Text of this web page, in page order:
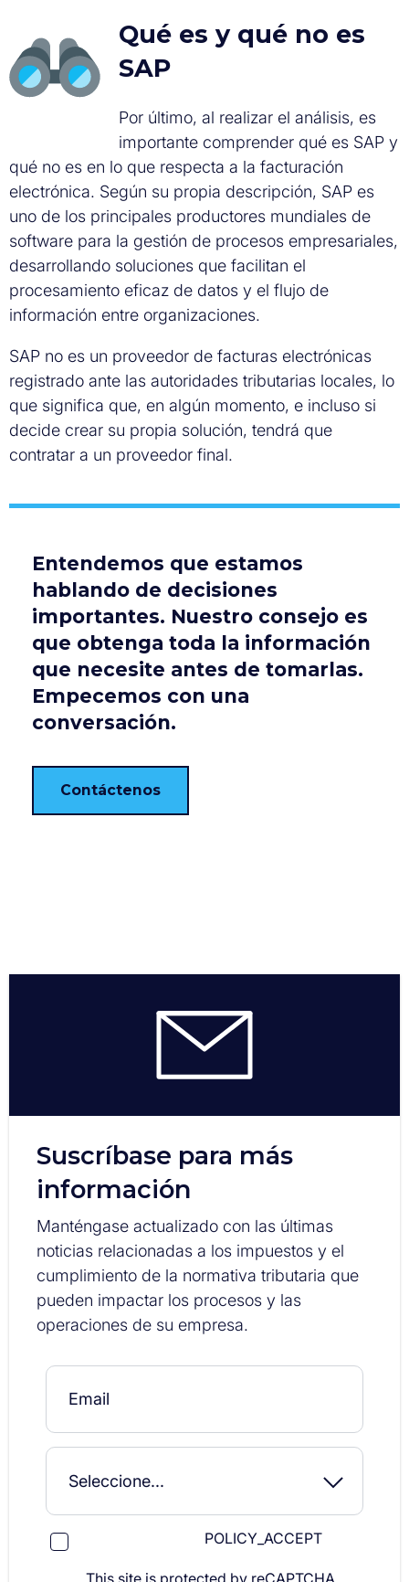
Qué es y qué no es
SAP
Por último, al realizar el análisis, es
importante comprender qué es SAP y
qué no es en lo que respecta a la facturación
electrónica. Según su propia descripción, SAP es
uno de los principales productores mundiales de
software para la gestión de procesos empresariales,
desarrollando soluciones que facilitan el
procesamiento eficaz de datos y el flujo de
información entre organizaciones.
SAP no es un proveedor de facturas electrónicas
registrado ante las autoridades tributarias locales, lo
que significa que, en algún momento, e incluso si
decide crear su propia solución, tendrá que
contratar a un proveedor final.
Entendemos que estamos
hablando de decisiones
importantes. Nuestro consejo es
que obtenga toda la información
que necesite antes de tomarlas.
Empecemos con una
conversación.
Contáctenos
Suscríbase para más
información
Manténgase actualizado con las últimas
noticias relacionadas a los impuestos y el
cumplimiento de la normativa tributaria que
pueden impactar los procesos y las
operaciones de su empresa.
POLICY_ACCEPT